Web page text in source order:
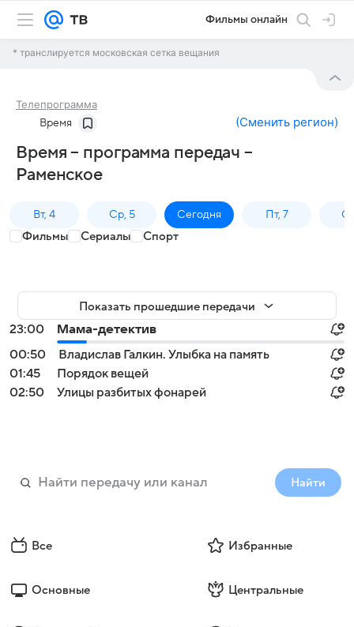
Фильмы онлайн
* транслируется московская сетка вещания
Телепрограмма
Время (Сменить регион)
Время – программа передач –
Раменское
Вт, 4 Ср, 5 Сегодня Пт, 7
Фильмы Сериалы Спорт
Показать прошедшие передачи
23:00
Мама-детектив
00:50
Владислав Галкин. Улыбка на память
01:45
Порядок вещей
02:50
Улицы разбитых фонарей
Найти
Все Избранные
Основные Центральные